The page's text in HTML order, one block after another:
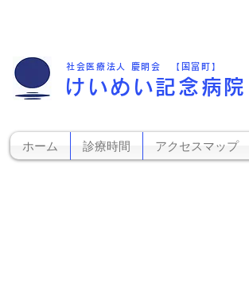
社会医療法人 慶明会 【国富町】
けいめい記念病院
ホーム 診療時間 アクセスマップ